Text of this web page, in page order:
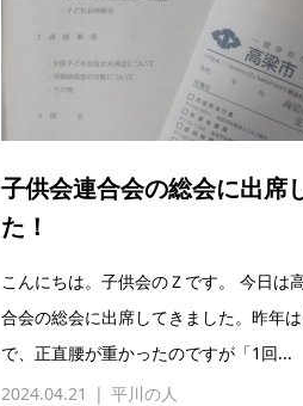
子供会連合会の総会に出席
た！
こんにちは。子供会のＺです。 今日は
合会の総会に出席してきました。昨年
で、正直腰が重かったのですが「1回...
2024.04.21
平川の人